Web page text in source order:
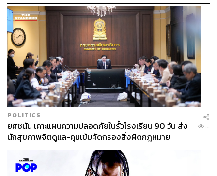
POLITICS
ยศชนัน เคาะแผนความปลอดภัยในรั้วโรงเรียน 90 วัน ส่ง
นักสุขภาพจิตดูแล-คุมเข้มคัดกรองสิ่งผิดกฎหมาย
...